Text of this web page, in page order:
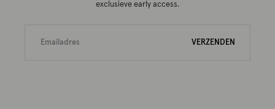
exclusieve early access.
VERZENDEN